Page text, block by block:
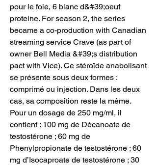
pour le foie, 6 blanc d&#39;oeuf
proteine. For season 2, the series
became a co-production with Canadian
streaming service Crave (as part of
owner Bell Media &#39;s distribution
pact with Vice). Ce stéroïde anabolisant
se présente sous deux formes :
comprimé ou injection. Dans les deux
cas, sa composition reste la même.
Pour un dosage de 250 mg/ml, il
contient : 100 mg de Décanoate de
testostérone ; 60 mg de
Phenylpropionate de testostérone ; 60
mg d’Isocaproate de testostérone ; 30